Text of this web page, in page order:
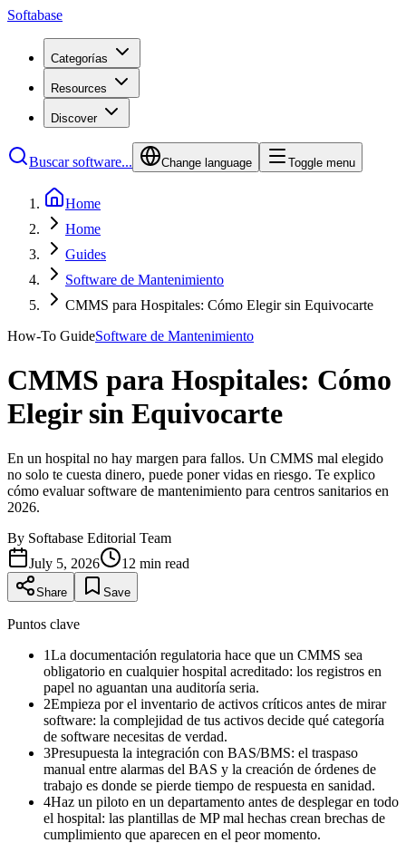
Softabase
Categorías
Resources
Discover
Buscar software... Change language Toggle menu
Home
Home
Guides
Software de Mantenimiento
CMMS para Hospitales: Cómo Elegir sin Equivocarte
How-To GuideSoftware de Mantenimiento
CMMS para Hospitales: Cómo
Elegir sin Equivocarte
En un hospital no hay margen para fallos. Un CMMS mal elegido
no solo te cuesta dinero, puede poner vidas en riesgo. Te explico
cómo evaluar software de mantenimiento para centros sanitarios en
2026.
By Softabase Editorial Team
July 5, 2026
12 min read
Share Save
Puntos clave
1La documentación regulatoria hace que un CMMS sea
obligatorio en cualquier hospital acreditado: los registros en
papel no aguantan una auditoría seria.
2Empieza por el inventario de activos críticos antes de mirar
software: la complejidad de tus activos decide qué categoría
de software necesitas de verdad.
3Presupuesta la integración con BAS/BMS: el traspaso
manual entre alarmas del BAS y la creación de órdenes de
trabajo es donde se pierde tiempo de respuesta en sanidad.
4Haz un piloto en un departamento antes de desplegar en todo
el hospital: las plantillas de MP mal hechas crean brechas de
cumplimiento que aparecen en el peor momento.